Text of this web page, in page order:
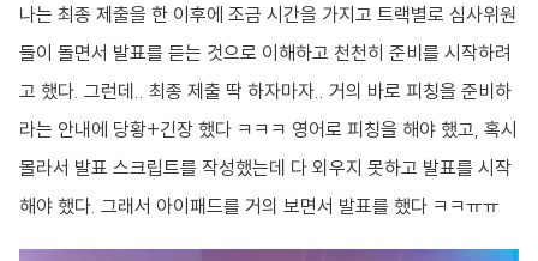
나는 최종 제출을 한 이후에 조금 시간을 가지고 트랙별로 심사위원
들이 돌면서 발표를 듣는 것으로 이해하고 천천히 준비를 시작하려
고 했다. 그런데.. 최종 제출 딱 하자마자.. 거의 바로 피칭을 준비하
라는 안내에 당황+긴장 했다 ㅋㅋㅋ 영어로 피칭을 해야 했고, 혹시
몰라서 발표 스크립트를 작성했는데 다 외우지 못하고 발표를 시작
해야 했다. 그래서 아이패드를 거의 보면서 발표를 했다 ㅋㅋㅠㅠ